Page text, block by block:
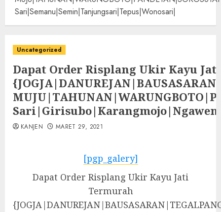
Sari|Semanu|Semin|Tanjungsari|Tepus|Wonosari|
Uncategorized
Dapat Order Risplang Ukir Kayu
KANJEN MARET 29, 2021
[pgp_galery]
Dapat Order Risplang Ukir Kayu Jati
Termurah